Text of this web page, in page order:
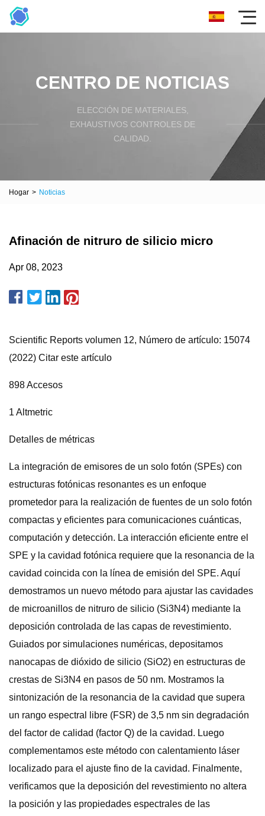
CENTRO DE NOTICIAS
ELECCIÓN DE MATERIALES,
EXHAUSTIVOS CONTROLES DE
CALIDAD.
Hogar > Noticias
Afinación de nitruro de silicio micro
Apr 08, 2023
Scientific Reports volumen 12, Número de artículo: 15074
(2022) Citar este artículo
898 Accesos
1 Altmetric
Detalles de métricas
La integración de emisores de un solo fotón (SPEs) con
estructuras fotónicas resonantes es un enfoque
prometedor para la realización de fuentes de un solo fotón
compactas y eficientes para comunicaciones cuánticas,
computación y detección. La interacción eficiente entre el
SPE y la cavidad fotónica requiere que la resonancia de la
cavidad coincida con la línea de emisión del SPE. Aquí
demostramos un nuevo método para ajustar las cavidades
de microanillos de nitruro de silicio (Si3N4) mediante la
deposición controlada de las capas de revestimiento.
Guiados por simulaciones numéricas, depositamos
nanocapas de dióxido de silicio (SiO2) en estructuras de
crestas de Si3N4 en pasos de 50 nm. Mostramos la
sintonización de la resonancia de la cavidad que supera
un rango espectral libre (FSR) de 3,5 nm sin degradación
del factor de calidad (factor Q) de la cavidad. Luego
complementamos este método con calentamiento láser
localizado para el ajuste fino de la cavidad. Finalmente,
verificamos que la deposición del revestimiento no altera
la posición y las propiedades espectrales de las